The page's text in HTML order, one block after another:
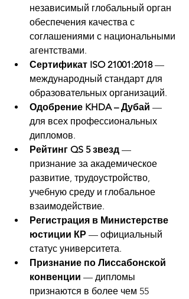
независимый глобальный орган
обеспечения качества с
соглашениями с национальными
агентствами.
Сертификат ISO 21001:2018 —
международный стандарт для
образовательных организаций.
Одобрение KHDA – Дубай —
для всех профессиональных
дипломов.
Рейтинг QS 5 звезд —
признание за академическое
развитие, трудоустройство,
учебную среду и глобальное
взаимодействие.
Регистрация в Министерстве
юстиции КР — официальный
статус университета.
Признание по Лиссабонской
конвенции — дипломы
признаются в более чем 55